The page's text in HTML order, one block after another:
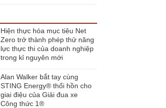
Hiện thực hóa mục tiêu Net
Zero trở thành phép thử năng
lực thực thi của doanh nghiệp
trong kỉ nguyên mới
Alan Walker bắt tay cùng
STING Energy® thổi hồn cho
giai điệu của Giải đua xe
Công thức 1®